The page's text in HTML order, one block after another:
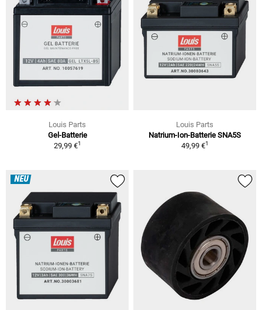
Louis Parts
Gel-Batterie
29,99 €1
Louis Parts
Natrium-Ion-Batterie SNA5S
49,99 €1
NEU